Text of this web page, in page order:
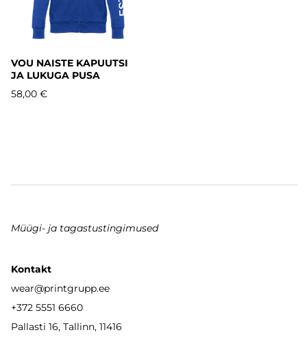
VOU NAISTE KAPUUTSI
JA LUKUGA PUSA
58,00 €
Müügi- ja tagastustingimused
Kontakt
wear@printgrupp.ee
+372 5551 6660
Pallasti 16, Tallinn, 11416